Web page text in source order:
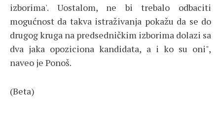
izborima'. Uostalom, ne bi trebalo odbaciti
mogućnost da takva istraživanja pokažu da se do
drugog kruga na predsedničkim izborima dolazi sa
dva jaka opoziciona kandidata, a i ko su oni",
naveo je Ponoš.
(Beta)